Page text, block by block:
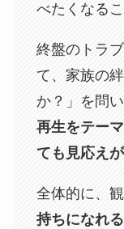
べたくなる
終盤のトラ
て、家族の
か？」を問
再生をテー
ても見応え
全体的に、
持ちになれ